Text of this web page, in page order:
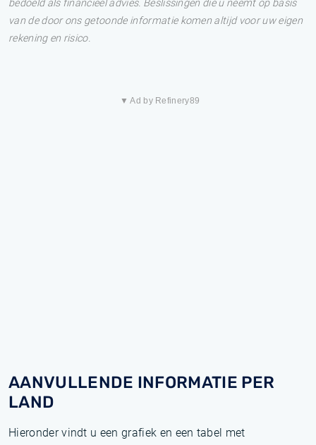
bedoeld als financieel advies. Beslissingen die u neemt op basis
van de door ons getoonde informatie komen altijd voor uw eigen
rekening en risico.
▼ Ad by Refinery89
AANVULLENDE INFORMATIE PER
LAND
Hieronder vindt u een grafiek en een tabel met